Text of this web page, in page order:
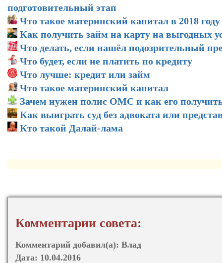
подготовительный этап
Что такое материнский капитал в 2018 году
Как получить займ на карту на выгодных
Что делать, если нашёл подозрительный
Что будет, если не платить по кредиту
Что лучше: кредит или займ
Что такое материнский капитал
Зачем нужен полис ОМС и как его
Как выиграть суд без адвоката или
Кто такой Далай-лама
Комментарии совета:
Комментарий добавил(а): Влад
Дата: 10.04.2016